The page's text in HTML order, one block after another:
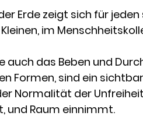
Erde zeigt sich für
im
auch das Beben und
Formen, sind ein
Normalität der
und Raum einnimmt.